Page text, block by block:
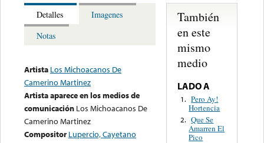
Detalles
Imagenes
Notas
Artista Los Michoacanos De
Camerino Martinez
Artista aparece en los medios de
comunicación Los Michoacanos De
Camerino Martinez
Compositor Lupercio, Cayetano
También
en este
mismo
medio
LADO A
1. Pero Ay!
Hortencia
2. Que Se
Amarren El
Pico